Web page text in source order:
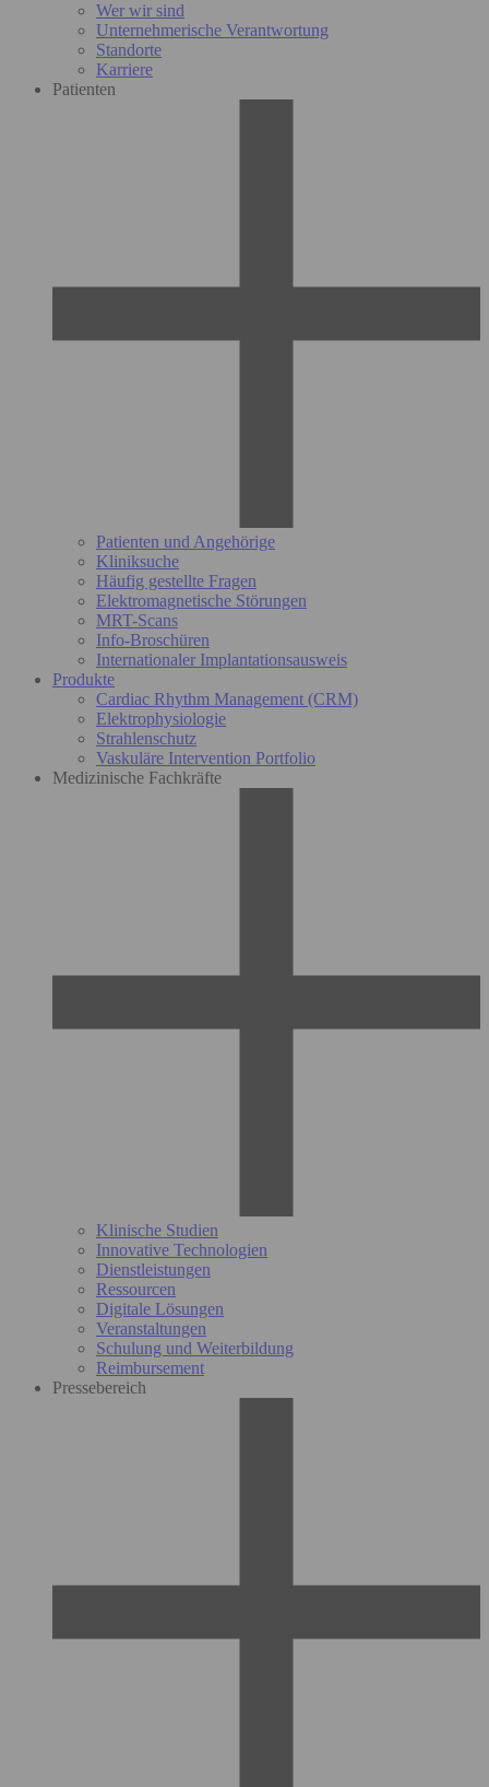
Wer wir sind
Unternehmerische Verantwortung
Standorte
Karriere
Patienten
Patienten und Angehörige
Kliniksuche
Häufig gestellte Fragen
Elektromagnetische Störungen
MRT-Scans
Info-Broschüren
Internationaler Implantationsausweis
Produkte
Cardiac Rhythm Management (CRM)
Elektrophysiologie
Strahlenschutz
Vaskuläre Intervention Portfolio
Medizinische Fachkräfte
Klinische Studien
Innovative Technologien
Dienstleistungen
Ressourcen
Digitale Lösungen
Veranstaltungen
Schulung und Weiterbildung
Reimbursement
Pressebereich